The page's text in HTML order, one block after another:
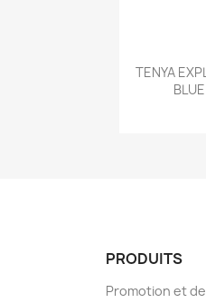

TENYA
PRODUITS
Promotion et